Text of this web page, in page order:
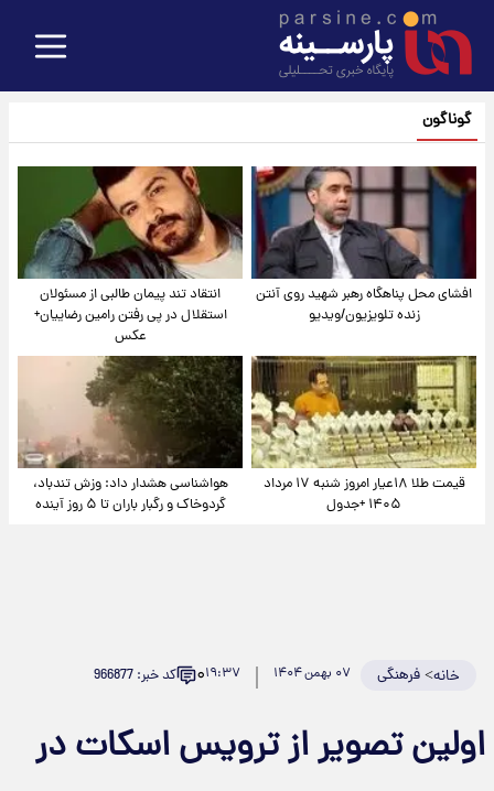
گوناگون
افشای محل پناهگاه‌ رهبر شهید روی آنتن
زنده تلویزیون/ویدیو
انتقاد تند پیمان طالبی از مسئولان
استقلال در پی رفتن رامین رضاییان+
عکس
قیمت طلا ۱۸عیار امروز شنبه ۱۷ مرداد
۱۴۰۵ +جدول
هواشناسی هشدار داد: وزش تندباد،
گردوخاک و رگبار باران تا ۵ روز آینده
خانه>فرهنگی ۰۷ بهمن ۱۴۰۴ ۱۹:۳۷۰ کد خبر: 966877
اولین تصویر از ترویس اسکات در